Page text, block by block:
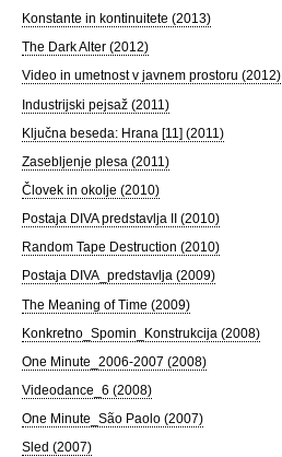
Konstante in kontinuitete (2013)
The Dark Alter (2012)
Video in umetnost v javnem prostoru (2012)
Industrijski pejsaž (2011)
Ključna beseda: Hrana [11] (2011)
Zasebljenje plesa (2011)
Človek in okolje (2010)
Postaja DIVA predstavlja II (2010)
Random Tape Destruction (2010)
Postaja DIVA_predstavlja (2009)
The Meaning of Time (2009)
Konkretno_Spomin_Konstrukcija (2008)
One Minute_2006-2007 (2008)
Videodance_6 (2008)
One Minute_São Paolo (2007)
Sled (2007)